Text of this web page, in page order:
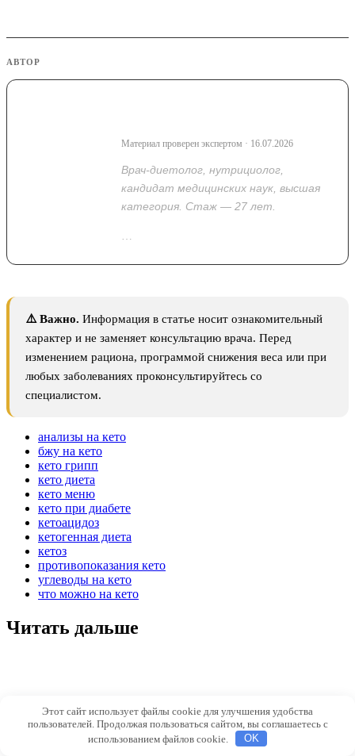
АВТОР
Материал проверен экспертом · 16.07.2026
Врач-диетолог, нутрициолог,
кандидат медицинских наук, высшая
категория. Стаж — 27 лет.
…
⚠️ Важно. Информация в статье носит ознакомительный
характер и не заменяет консультацию врача. Перед
изменением рациона, программой снижения веса или при
любых заболеваниях проконсультируйтесь со
специалистом.
анализы на кето
бжу на кето
кето грипп
кето диета
кето меню
кето при диабете
кетоацидоз
кетогенная диета
кетоз
противопоказания кето
углеводы на кето
что можно на кето
Читать дальше
Этот сайт использует файлы cookie для улучшения удобства
пользователей. Продолжая пользоваться сайтом, вы соглашаетесь с
использованием файлов cookie.
OK